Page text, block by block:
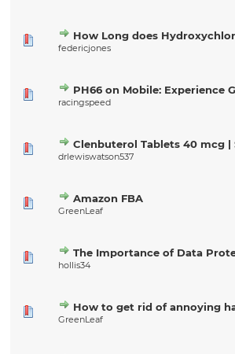
How Long does
federicjones
PH66 on Mobile: Experience
racingspeed
Clenbuterol Tablets 40 mcg |
drlewiswatson537
Amazon FBA
GreenLeaf
The Importance of Data
hollis34
How to get rid of annoying
GreenLeaf